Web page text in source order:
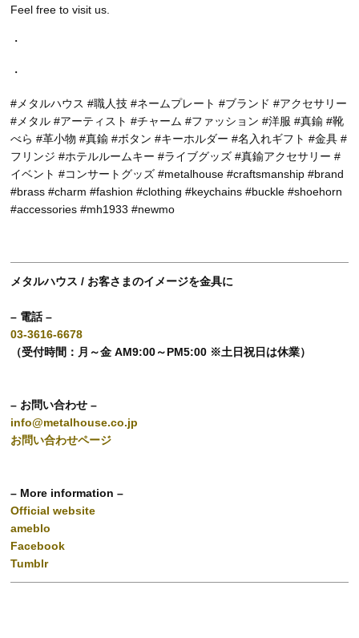
Feel free to visit us.
・
・
#メタルハウス #職人技 #ネームプレート #ブランド #アクセサリー
#メタル #アーティスト #チャーム #ファッション #洋服 #真鍮 #靴
べら #革小物 #真鍮 #ボタン #キーホルダー #名入れギフト #金具 #
フリンジ #ホテルルームキー #ライブグッズ #真鍮アクセサリー #
イベント #コンサートグッズ #metalhouse #craftsmanship #brand
#brass #charm #fashion #clothing #keychains #buckle #shoehorn
#accessories #mh1933 #newmo
メタルハウス / お客さまのイメージを金具に
– 電話 –
03-3616-6678
（受付時間：月～金 AM9:00～PM5:00 ※土日祝日は休業）
– お問い合わせ –
info@metalhouse.co.jp
お問い合わせページ
– More information –
Official website
ameblo
Facebook
Tumblr